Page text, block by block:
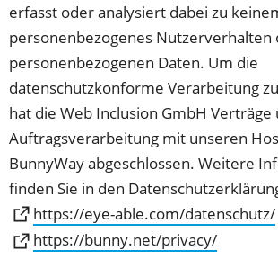
erfasst oder analysiert dabei zu
personenbezogenes Nutzerverhalten
personenbezogenen Daten. Um die
datenschutzkonforme Verarbeitung
hat die Web Inclusion GmbH Verträge
Auftragsverarbeitung mit unseren
BunnyWay abgeschlossen. Weitere
finden Sie in den
https://eye-able.com/datenschutz/
(Öffnet
in
https://bunny.net/privacy/
(Öffnet